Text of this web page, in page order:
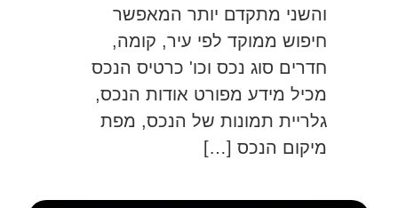
והשני מתקדם יותר המאפשר
חיפוש ממוקד לפי עיר, קומה,
חדרים סוג נכס וכו' כרטיס הנכס
מכיל מידע מפורט אודות הנכס,
גלריית תמונות של הנכס, מפת
מיקום הנכס […]